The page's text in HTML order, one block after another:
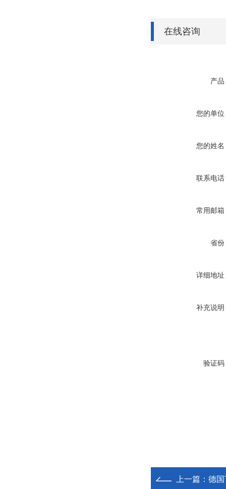
在线咨询
产品
您的单位
您的姓名
联系电话
常用邮箱
省份
详细地址
补充说明
验证码
上一篇： 德